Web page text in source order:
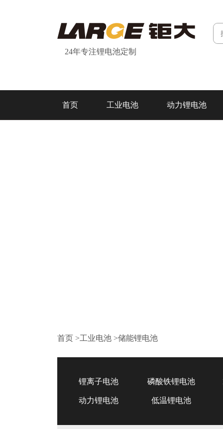
24年专注锂电池定制
首页 工业电池 动力锂电池
首页 >工业电池 >储能锂电池
锂离子电池 磷酸铁锂电池
动力锂电池 低温锂电池